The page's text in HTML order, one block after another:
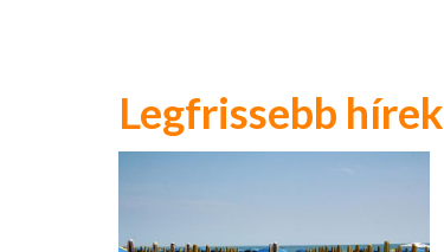
Legfrissebb hírek